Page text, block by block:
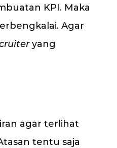
KPI. Maka
Agar
yang
agar terlihat
tentu saja